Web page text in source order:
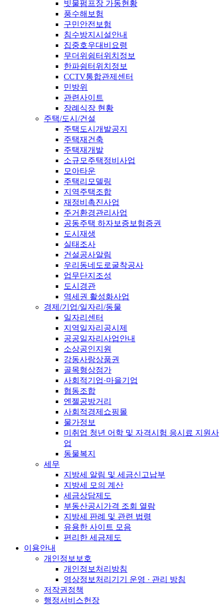
빗물펌프장 가동현황
풍수해보험
구민안전보험
침수방지시설안내
집중호우대비요령
무더위쉼터위치정보
한파쉼터위치정보
CCTV통합관제센터
민방위
관련사이트
장례식장 현황
주택/도시/건설
주택도시개발공지
주택재건축
주택재개발
소규모주택정비사업
모아타운
주택리모델링
지역주택조합
재정비촉진사업
주거환경관리사업
공동주택 하자보증보험증권
도시재생
실태조사
건설공사알림
우리동네도로굴착공사
업무단지조성
도시경관
역세권 활성화사업
경제/기업/일자리/동물
일자리센터
지역일자리공시제
공공일자리사업안내
소상공인지원
강동사랑상품권
골목형상점가
사회적기업·마을기업
협동조합
엔젤공방거리
사회적경제쇼핑몰
물가정보
미취업 청년 어학 및 자격시험 응시료 지원사
업
동물복지
세무
지방세 알림 및 세금신고납부
지방세 모의 계산
세금상담제도
부동산공시가격 조회 열람
지방세 판례 및 관련 법령
유용한 사이트 모음
편리한 세금제도
이용안내
개인정보보호
개인정보처리방침
영상정보처리기기 운영 · 관리 방침
저작권정책
행정서비스헌장